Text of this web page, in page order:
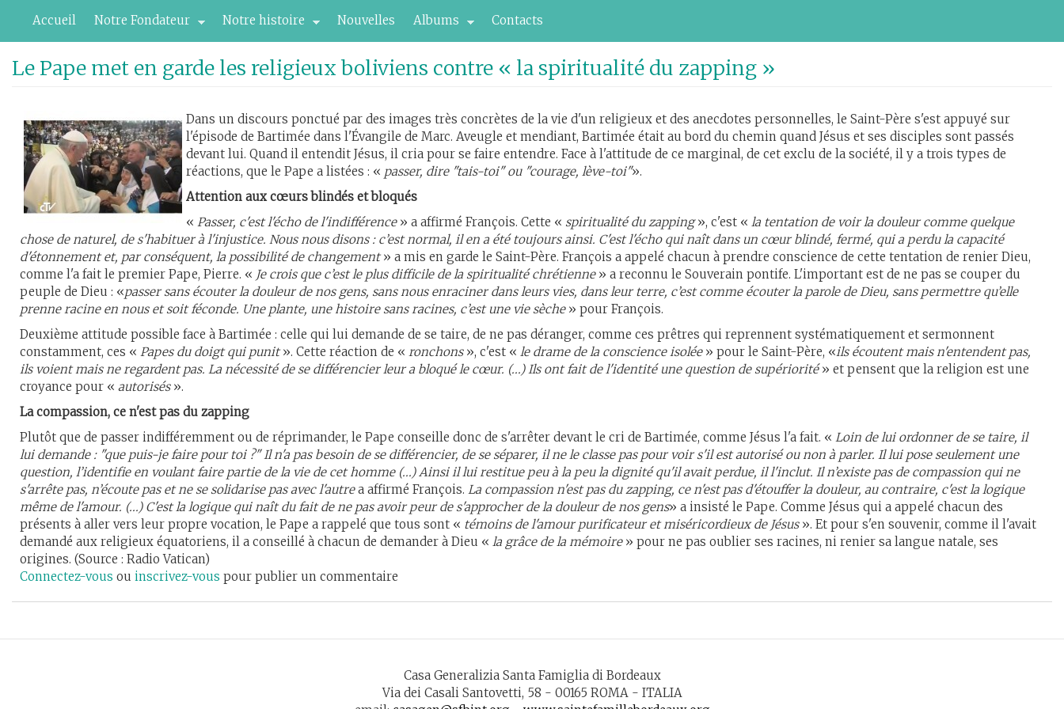
contenu
principal
Accueil Notre Fondateur Notre histoire Nouvelles Albums Contacts
Le Pape met en garde les religieux boliviens contre « la spiritualité du zapping »
Dans un discours ponctué par des images très concrètes de la vie d'un religieux et des anecdotes personnelles, le Saint-Père s'est appuyé sur
l'épisode de Bartimée dans l'Évangile de Marc. Aveugle et mendiant, Bartimée était au bord du chemin quand Jésus et ses disciples sont passés
devant lui. Quand il entendit Jésus, il cria pour se faire entendre. Face à l'attitude de ce marginal, de cet exclu de la société, il y a trois types de
réactions, que le Pape a listées : « passer, dire "tais-toi" ou "courage, lève-toi"».
Attention aux cœurs blindés et bloqués
« Passer, c'est l'écho de l'indifférence » a affirmé François. Cette « spiritualité du zapping», c'est « la tentation de voir la douleur comme quelque
chose de naturel, de s'habituer à l'injustice. Nous nous disons : c’est normal, il en a été toujours ainsi. C'est l'écho qui naît dans un cœur blindé, fermé, qui a perdu la capacité
d'étonnement et, par conséquent, la possibilité de changement» a mis en garde le Saint-Père. François a appelé chacun à prendre conscience de cette tentation de renier Dieu,
comme l'a fait le premier Pape, Pierre. « Je crois que c’est le plus difficile de la spiritualité chrétienne» a reconnu le Souverain pontife. L'important est de ne pas se couper du
peuple de Dieu : «passer sans écouter la douleur de nos gens, sans nous enraciner dans leurs vies, dans leur terre, c’est comme écouter la parole de Dieu, sans permettre qu’elle
prenne racine en nous et soit féconde. Une plante, une histoire sans racines, c’est une vie sèche» pour François.
Deuxième attitude possible face à Bartimée : celle qui lui demande de se taire, de ne pas déranger, comme ces prêtres qui reprennent systématiquement et sermonnent
constamment, ces « Papes du doigt qui punit». Cette réaction de « ronchons », c'est « le drame de la conscience isolée» pour le Saint-Père, «ils écoutent mais n'entendent pas,
ils voient mais ne regardent pas. La nécessité de se différencier leur a bloqué le cœur. (...) Ils ont fait de l'identité une question de supériorité» et pensent que la religion est une
croyance pour « autorisés ».
La compassion, ce n'est pas du zapping
Plutôt que de passer indifféremment ou de réprimander, le Pape conseille donc de s'arrêter devant le cri de Bartimée, comme Jésus l'a fait. « Loin de lui ordonner de se taire, il
lui demande : "que puis-je faire pour toi ?" Il n'a pas besoin de se différencier, de se séparer, il ne le classe pas pour voir s'il est autorisé ou non à parler. Il lui pose seulement une
question, l’identifie en voulant faire partie de la vie de cet homme (...) Ainsi il lui restitue peu à la peu la dignité qu'il avait perdue, il l'inclut. Il n’existe pas de compassion qui ne
s'arrête pas, n’écoute pas et ne se solidarise pas avec l'autrea affirmé François. La compassion n'est pas du zapping, ce n'est pas d'étouffer la douleur, au contraire, c'est la logique
même de l'amour. (...) C'est la logique qui naît du fait de ne pas avoir peur de s'approcher de la douleur de nos gens» a insisté le Pape. Comme Jésus qui a appelé chacun des
présents à aller vers leur propre vocation, le Pape a rappelé que tous sont « témoins de l'amour purificateur et miséricordieux de Jésus ». Et pour s'en souvenir, comme il l'avait
demandé aux religieux équatoriens, il a conseillé à chacun de demander à Dieu « la grâce de la mémoire» pour ne pas oublier ses racines, ni renier sa langue natale, ses
origines. (Source : Radio Vatican)
Connectez-vous ou inscrivez-vous pour publier un commentaire
Casa Generalizia Santa Famiglia di Bordeaux
Via dei Casali Santovetti, 58 - 00165 ROMA - ITALIA